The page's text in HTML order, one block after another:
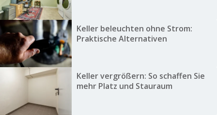
Keller beleuchten ohne Strom:
Praktische Alternativen
Keller vergrößern: So schaffen Sie
mehr Platz und Stauraum